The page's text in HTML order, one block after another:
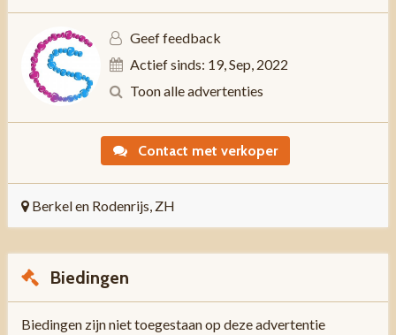
Geef feedback
Actief sinds: 19, Sep, 2022
Toon alle advertenties
Contact met verkoper
Berkel en Rodenrijs, ZH
Biedingen
Biedingen zijn niet toegestaan op deze advertentie